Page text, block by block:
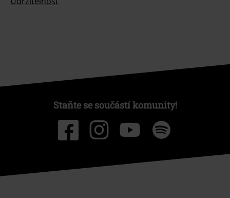
Staňte se součástí komunity!